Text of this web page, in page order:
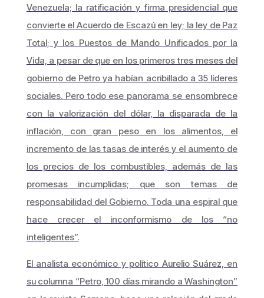
Venezuela; la ratificación y firma presidencial que
convierte el Acuerdo de Escazú en ley; la ley de Paz
Total; y los Puestos de Mando Unificados por la
Vida, a pesar de que en los primeros tres meses del
gobierno de Petro ya habían acribillado a 35 líderes
sociales. Pero todo ese panorama se ensombrece
con la valorización del dólar, la disparada de la
inflación, con gran peso en los alimentos, el
incremento de las tasas de interés y el aumento de
los precios de los combustibles, además de las
promesas incumplidas; que son temas de
responsabilidad del Gobierno. Toda una espiral que
hace crecer el inconformismo de los “no
inteligentes”.
El analista económico y político Aurelio Suárez, en
su columna “Petro, 100 días mirando a Washington”